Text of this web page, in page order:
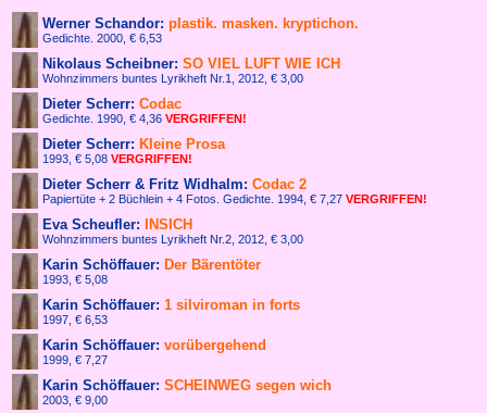
Werner Schandor: plastik. masken. kryptichon.
Gedichte. 2000, € 6,53
Nikolaus Scheibner: SO VIEL LUFT WIE ICH
Wohnzimmers buntes Lyrikheft Nr.1, 2012, € 3,00
Dieter Scherr: Codac
Gedichte. 1990, € 4,36 VERGRIFFEN!
Dieter Scherr: Kleine Prosa
1993, € 5,08 VERGRIFFEN!
Dieter Scherr & Fritz Widhalm: Codac 2
Papiertüte + 2 Büchlein + 4 Fotos. Gedichte. 1994, € 7,27 VERGRIFFEN!
Eva Scheufler: INSICH
Wohnzimmers buntes Lyrikheft Nr.2, 2012, € 3,00
Karin Schöffauer: Der Bärentöter
1993, € 5,08
Karin Schöffauer: 1 silviroman in forts
1997, € 6,53
Karin Schöffauer: vorübergehend
1999, € 7,27
Karin Schöffauer: SCHEINWEG segen wich
2003, € 9,00